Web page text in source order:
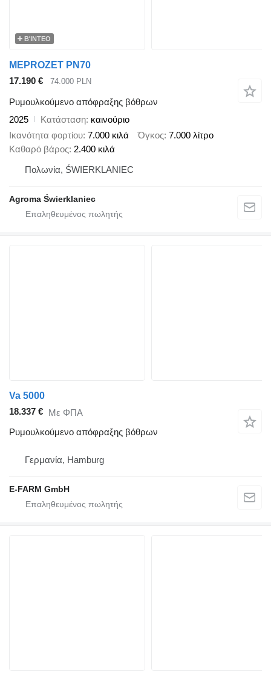
ΒΊΝΤΕΟ
MEPROZET PN70
17.190 €
74.000 PLN
Ρυμουλκούμενο απόφραξης βόθρων
2025
Κατάσταση καινούριο
Ικανότητα φορτίου 7.000 κιλά Όγκος 7.000 λίτρο
Καθαρό βάρος 2.400 κιλά
Πολωνία, ŚWIERKLANIEC
Agroma Świerklaniec
Va 5000
18.337 € Με ΦΠΑ
Ρυμουλκούμενο απόφραξης βόθρων
Γερμανία, Hamburg
E-FARM GmbH